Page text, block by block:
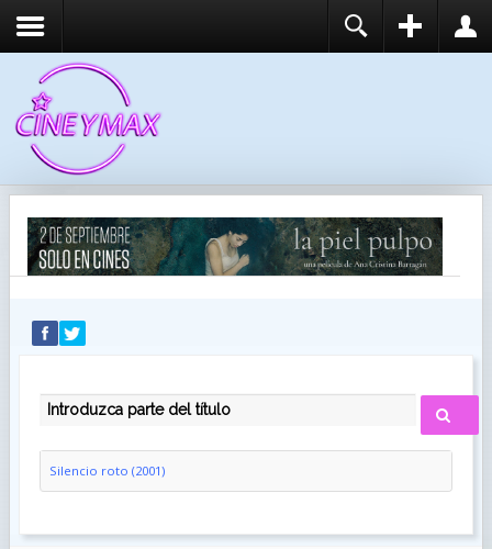
RECUÉRDEME
IDENTIFICARSE
INTRODUZCA PARTE DEL TÍTULO
Silencio roto (2001)